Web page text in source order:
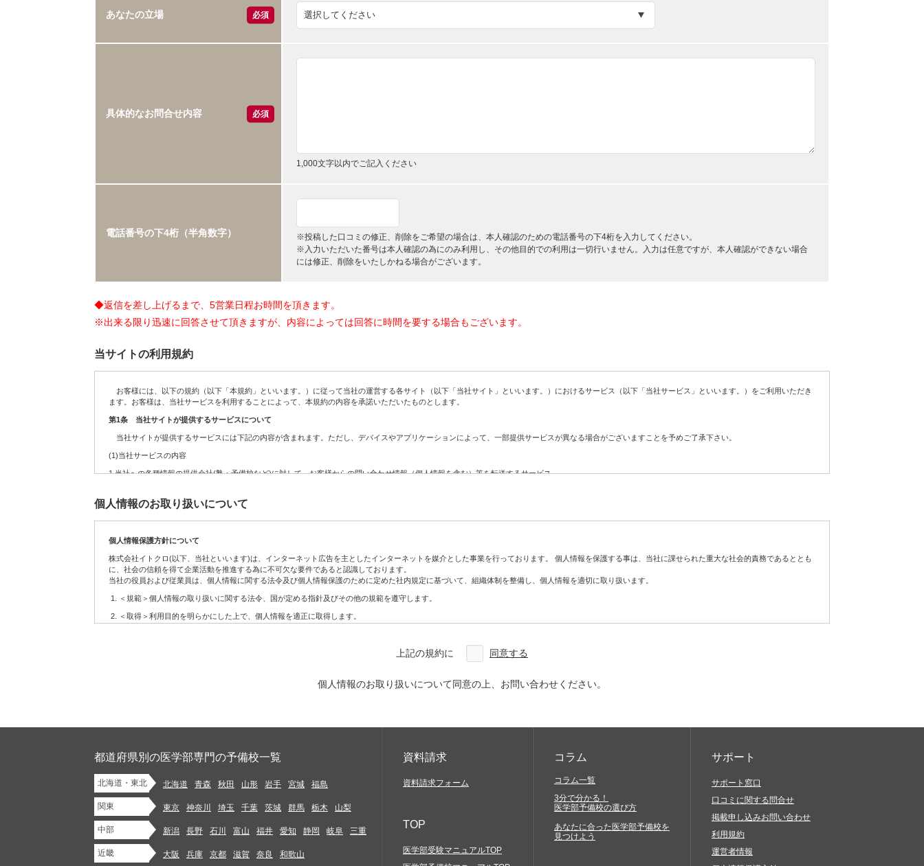
あなたの立場 必須
具体的なお問合せ内容 必須
1,000文字以内でご記入ください
電話番号の下4桁（半角数字）
※投稿した口コミの修正、削除をご希望の場合は、本人確認のための電話番号の下4桁を入力してください。
※入力いただいた番号は本人確認の為にのみ利用し、その他目的での利用は一切行いません。入力は任意ですが、本人確認ができない場合
には修正、削除をいたしかねる場合がございます。
◆返信を差し上げるまで、5営業日程お時間を頂きます。
※出来る限り迅速に回答させて頂きますが、内容によっては回答に時間を要する場合もございます。
当サイトの利用規約
お客様には、以下の規約（以下「本規約」といいます。）に従って当社の運営する各サイト（以下「当社サイト」といいます。）におけるサービス（以下「当社サービス」といいます。）をご利用いただき
ます。お客様は、当社サービスを利用することによって、本規約の内容を承諾いただいたものとします。
第1条 当社サイトが提供するサービスについて
当社サイトが提供するサービスには下記の内容が含まれます。ただし、デバイスやアプリケーションによって、一部提供サービスが異なる場合がございますことを予めご了承下さい。
(1)当社サービスの内容
1.当社への各種情報の提供会社(塾・予備校など)に対して、お客様からの問い合わせ情報（個人情報を含む）等を転送するサービス
3.定期・不定期に実施する各種のキャンペーンサービス
5.お客様が送信(発信)するコンテンツの募集、及び掲載
6.配信の許可を得たお客様に対して配信するメールマガジン・DM
7.その他上記に関連するサービス
(2)当社サービスの利用に当たって注意事項
お客様が当社サービスをご利用になる場合には、WEBにアクセスしていただく必要があります。お客様には、自らの責任と費用で必要な機器やソフトウェア、通信手段等をご用意いただき、それらを適切に
当社は当社サービスの内容の正確性・信頼性・完全性や確実な提供、アクセス結果などにつきましては一切保証しておりません。
2.未成年者の健全な保護育成を害するような行為をすること
3.法令や条例に違反する行為を行うこと
4.自分以外の人物を名乗ったり、代表権や代理権がないにもかかわらず会社などの組織を名乗ったり、または他の人物や組織と提携、協力関係にあると偽ったりすること（過失に基づき誤認した場合も含む）
5.他のお客様または第三者との間での、売買等金銭的な利害の発生する行為及び代価性のない物品の交換や贈与等経済的な利害関係の生じること、並びにその他営利を目的とする一切のこと
6. 商業用の広告、宣伝を目的としたコンテンツ、ジャンクメール、スパムメール、チェーンレター、無限連鎖講、その他勧誘を目的とするコンテンツを送信（発信）すること
7. 法令または本規約において認められている場合を除き、当社サイトの提供する情報を当社の事前の同意なく、複写、もしくはその他の方法により再生、複製、公開、送信、頒布、翻訳、翻案、転載、再利用
個人情報のお取り扱いについて
個人情報保護方針について
株式会社イトクロ(以下、当社といいます)は、インターネット広告を主としたインターネットを媒介とした事業を行っております。 個人情報を保護する事は、当社に課せられた重大な社会的責務であるととも
に、社会の信頼を得て企業活動を推進する為に不可欠な要件であると認識しております。
当社の役員および従業員は、個人情報に関する法令及び個人情報保護のために定めた社内規定に基づいて、組織体制を整備し、個人情報を適切に取り扱います。
＜規範＞個人情報の取り扱いに関する法令、国が定める指針及びその他の規範を遵守します。
＜取得＞利用目的を明らかにした上で、個人情報を適正に取得します。
＜安全管理＞個人情報への不正アクセス、紛失、破壊、改ざん、漏えいなどの危険を十分に認識し、合理的な安全対策を実施するとともに、問題が発生した場合は適切な是正措置を講じ、個人情報の厳重な
＜開示・苦情＞当社では、取り扱う個人情報について、本人から開示、訂正、利用停止、削除及び苦情相談等のお問い合わせがあった場合は法律に基づき適正に対応します。
改訂：2007年7月30日
改訂：2013年12月10日
株式会社イトクロ 代表取締役 CEO 山木 学
代表取締役 COO 領下 崇
【個人情報に関するお問い合わせ】
株式会社イトクロ 開発部長info.privacy@itokuro.jp
〒141-0021 東京都品川区上大崎３丁目１番１号 JR東急目黒ビル4F
当社における個人情報の取扱いについて
上記の規約に 同意する
個人情報のお取り扱いについて同意の上、お問い合わせください。
都道府県別の医学部専門の予備校一覧
北海道・東北 北海道 青森 秋田 山形 岩手 宮城 福島
関東 東京 神奈川 埼玉 千葉 茨城 群馬 栃木 山梨
中部 新潟 長野 石川 富山 福井 愛知 静岡 岐阜 三重
近畿 大阪 兵庫 京都 滋賀 奈良 和歌山
資料請求
資料請求フォーム
TOP
医学部受験マニュアルTOP
コラム
コラム一覧
3分で分かる！
医学部予備校の選び方
あなたに合った医学部予備校を
見つけよう
サポート
サポート窓口
口コミに関する問合せ
掲載申し込みお問い合わせ
利用規約
運営者情報